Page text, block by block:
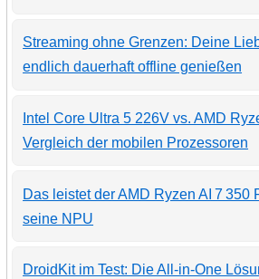
Streaming ohne Grenzen: Deine
endlich dauerhaft offline genießen
Intel Core Ultra 5 226V vs. AMD
Vergleich der mobilen Prozessoren
Das leistet der AMD Ryzen AI 7 350
seine NPU
DroidKit im Test: Die All-in-One